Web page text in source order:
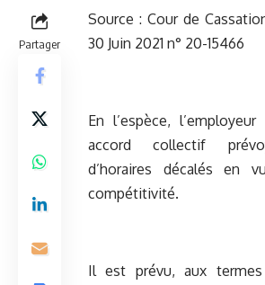
Partager
Source : Cour de
30 Juin 2021 n° 20-15466
En l’espèce,
accord collectif
d’horaires décalés en
compétitivité.
Il est prévu, aux termes